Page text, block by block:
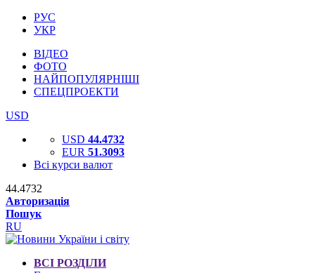
РУС
УКР
ВІДЕО
ФОТО
НАЙПОПУЛЯРНІШІ
СПЕЦПРОЕКТИ
USD
USD 44.4732
EUR 51.3093
Всі курси валют
44.4732
Авторизація
Пошук
RU
ВСІ РОЗДІЛИ